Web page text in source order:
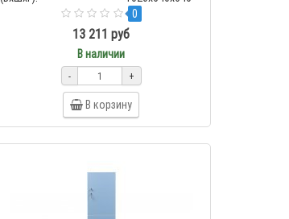
0
13 211 руб
В наличии
- +
В корзину